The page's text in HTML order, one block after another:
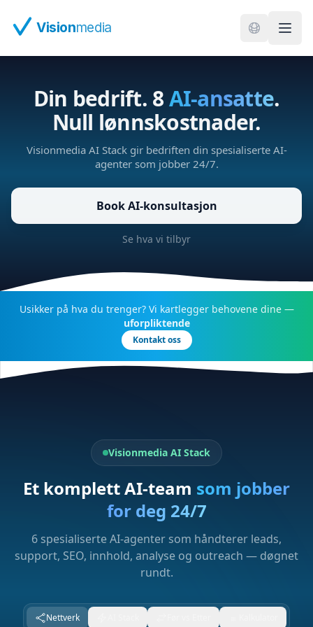
Visionmedia
Din bedrift. 8AI-ansatte.
Null lønnskostnader.
Visionmedia AI Stack gir bedriften din spesialiserte AI-
agenter som jobber 24/7.
Book AI-konsultasjon
Se hva vi tilbyr
Usikker på hva du trenger? Vi kartlegger behovene dine —
uforpliktende
Kontakt oss
Visionmedia AI Stack
Et komplett AI-team som jobber
for deg 24/7
6 spesialiserte AI-agenter som håndterer leads,
support, SEO, innhold, analyse og outreach — døgnet
rundt.
Nettverk